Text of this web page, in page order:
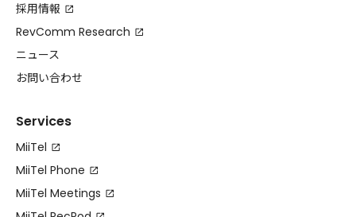
採用情報
RevComm Research
ニュース
お問い合わせ
Services
MiiTel
MiiTel Phone
MiiTel Meetings